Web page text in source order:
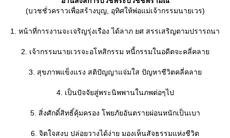
(บวชชั่วคราวเพื่อสร้างบุญ, อุทิศให้พ่อแม่เจ้ากรรมนายเวร)
1. หน้าที่การงานจะเจริญรุ่งเรือง ได้ลาภ ยศ สรรเสริญตามปรารถนา
2. เจ้ากรรมนายเวรจะอโหสิกรรม หนี้กรรมในอดีตจะคลี่คลา
3. สุขภาพแข็งแรง สติปัญญาแจ่มใส ปัญหาชีวิตคลี่คลา
4. เป็นปัจจัยสู่พระนิพพานในภพต่อๆไป
5. สิ่งศักดิ์สิทธิ์คุ้มครอง โพยภัยอันตรายผ่อนหนักเป็นเบา
6. จิตใจสงบ ปล่อยวางได้ง่าย มองเห็นสัจธรรมแห่งชีวิต